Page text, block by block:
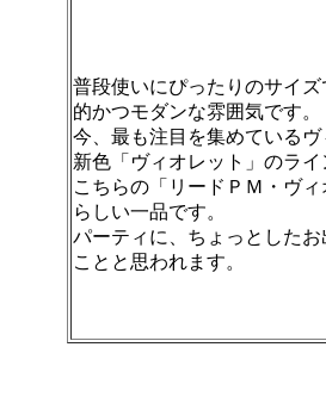
普段使いにぴったりのサイ
的かつモダンな雰囲気です。
今、最も注目を集めている
新色「ヴィオレット」のライ
こちらの「リードＰＭ・ヴ
らしい一品です。
パーティに、ちょっとした
ことと思われます。